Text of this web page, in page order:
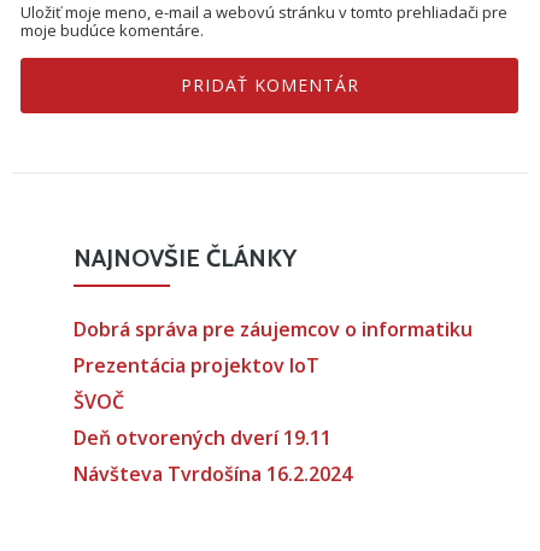
Uložiť moje meno, e-mail a webovú stránku v tomto prehliadači pre
moje budúce komentáre.
NAJNOVŠIE ČLÁNKY
Dobrá správa pre záujemcov o informatiku
Prezentácia projektov IoT
ŠVOČ
Deň otvorených dverí 19.11
Návšteva Tvrdošína 16.2.2024